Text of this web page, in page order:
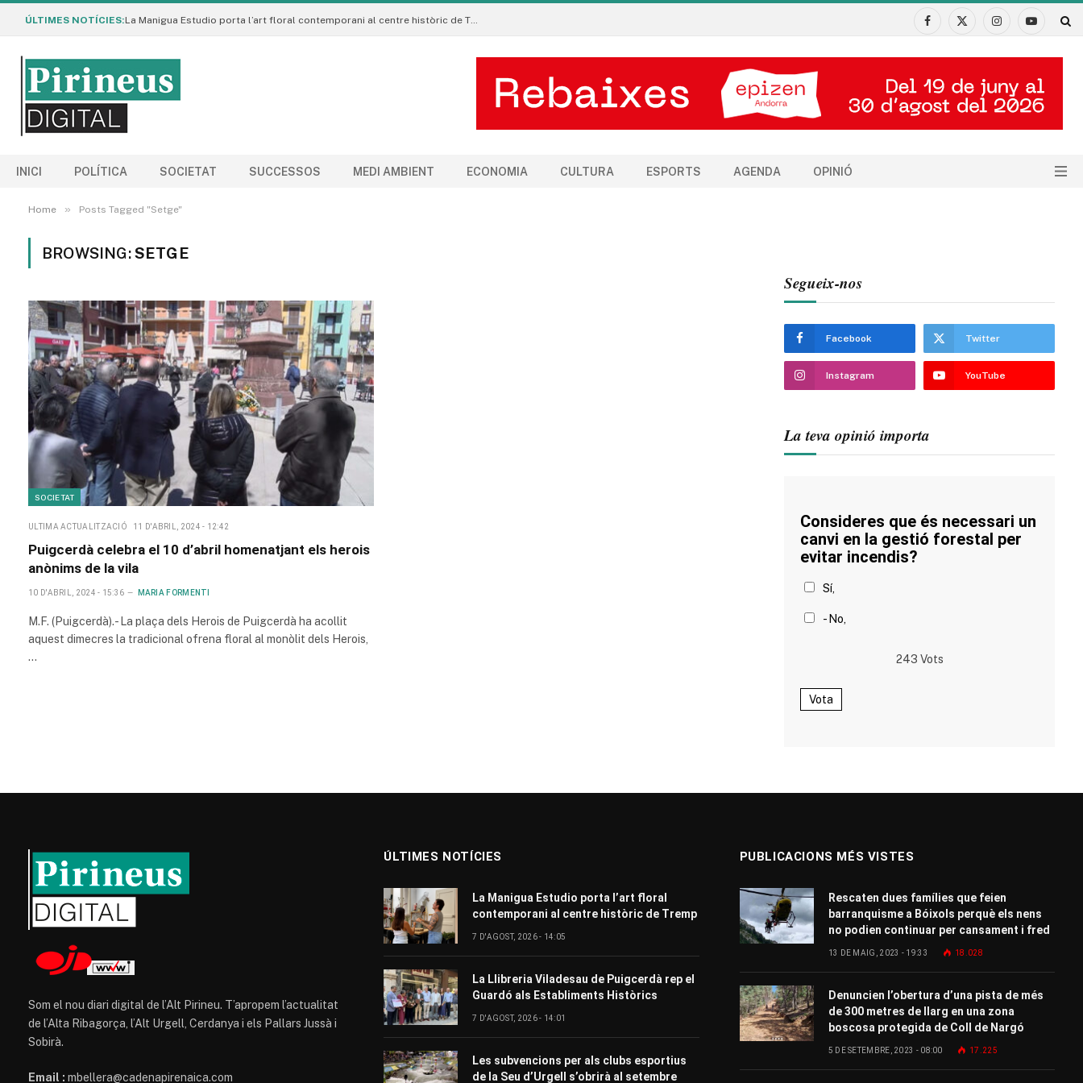
ÚLTIMES NOTÍCIES: La Manigua Estudio porta l’art floral contemporani al centre històric de Tremp
Facebook
X
InstagramYouTube
INICI POLÍTICA SOCIETAT SUCCESSOS MEDI AMBIENT ECONOMIA CULTURA ESPORTS AGENDA OPINIÓ
Home » Posts Tagged "Setge"
BROWSING:SETGE
SOCIETAT
ULTIMA ACTUALITZACIÓ 11 D'ABRIL, 2024 - 12:42
Puigcerdà celebra el 10 d’abril homenatjant els herois
anònims de la vila
10 D'ABRIL, 2024 - 15:36 MARIA FORMENTI
M.F. (Puigcerdà).- La plaça dels Herois de Puigcerdà ha acollit
aquest dimecres la tradicional ofrena floral al monòlit dels Herois,
…
Segueix-nos
Facebook Twitter
Instagram YouTube
La teva opinió importa
Consideres que és necessari un
canvi en la gestió forestal per
evitar incendis?
Sí,
- No,
243 Vots
Vota
Som el nou diari digital de l’Alt Pirineu. T’apropem l’actualitat
de l’Alta Ribagorça, l’Alt Urgell, Cerdanya i els Pallars Jussà i
Sobirà.
Email : mbellera@cadenapirenaica.com
ÚLTIMES NOTÍCIES
La Manigua Estudio porta l’art floral
contemporani al centre històric de Tremp
7 D'AGOST, 2026 - 14:05
La Llibreria Viladesau de Puigcerdà rep el
Guardó als Establiments Històrics
7 D'AGOST, 2026 - 14:01
Les subvencions per als clubs esportius
de la Seu d’Urgell s’obrirà al setembre
PUBLICACIONS MÉS VISTES
Rescaten dues famílies que feien
barranquisme a Bóixols perquè els nens
no podien continuar per cansament i fred
13 DE MAIG, 2023 - 19:33 18.028
Denuncien l’obertura d’una pista de més
de 300 metres de llarg en una zona
boscosa protegida de Coll de Nargó
5 DE SETEMBRE, 2023 - 08:00 17.225